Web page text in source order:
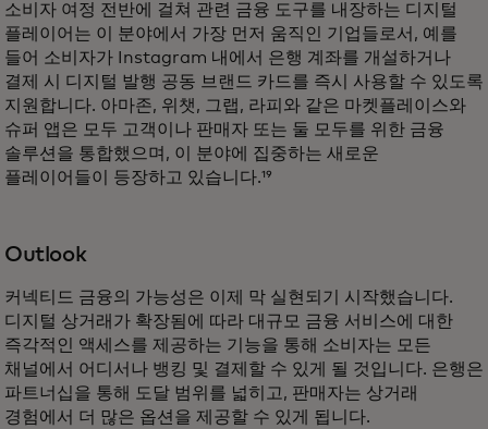
소비자 여정 전반에 걸쳐 관련 금융 도구를 내장하는 디지털
플레이어는 이 분야에서 가장 먼저 움직인 기업들로서, 예를
들어 소비자가 Instagram 내에서 은행 계좌를 개설하거나
결제 시 디지털 발행 공동 브랜드 카드를 즉시 사용할 수 있도록
지원합니다. 아마존, 위챗, 그랩, 라피와 같은 마켓플레이스와
슈퍼 앱은 모두 고객이나 판매자 또는 둘 모두를 위한 금융
솔루션을 통합했으며, 이 분야에 집중하는 새로운
플레이어들이 등장하고 있습니다.¹⁹
Outlook
커넥티드 금융의 가능성은 이제 막 실현되기 시작했습니다.
디지털 상거래가 확장됨에 따라 대규모 금융 서비스에 대한
즉각적인 액세스를 제공하는 기능을 통해 소비자는 모든
채널에서 어디서나 뱅킹 및 결제할 수 있게 될 것입니다. 은행은
파트너십을 통해 도달 범위를 넓히고, 판매자는 상거래
경험에서 더 많은 옵션을 제공할 수 있게 됩니다.